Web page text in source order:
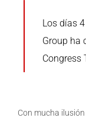
Los días
Group ha
Congress
Con mucha